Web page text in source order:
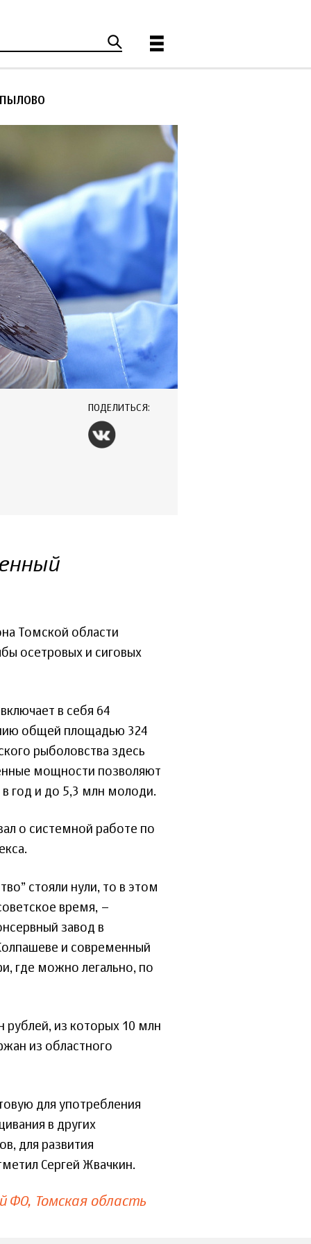
ПОДЕЛИТЬСЯ:
Томской области
осетровых и сиговых
в себя 64
общей площадью 324
рыболовства здесь
мощности позволяют
год и до 5,3 млн молоди.
о системной работе по
стояли нули, то в этом
время, –
завод в
и современный
где можно легально, по
из которых 10 млн
из областного
для употребления
в других
для развития
Сергей Жвачкин.
ФО Томская область